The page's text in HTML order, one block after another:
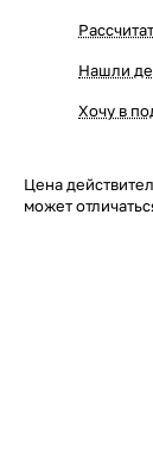
Нашли
Хочу в
Цена
может